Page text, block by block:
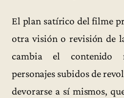
El plan satírico del filme
otra visión o revisión de
cambia el contenido
personajes subidos de
devorarse a sí mismos,